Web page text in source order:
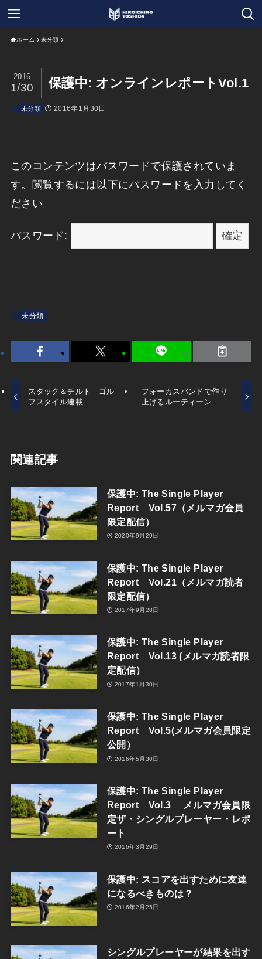
ホーム 未分類
保護中: オンラインレポートVol.1
2016
1/30
未分類 2016年1月30日
このコンテンツはパスワードで保護されていま
す。閲覧するには以下にパスワードを入力してく
ださい。
パスワード:
未分類
スタック＆チルト ゴル
フスタイル連載
フォーカスバンドで作り
上げるルーティーン
関連記事
保護中: The Single Player
Report Vol.57（メルマガ会員
限定配信）
2020年9月29日
保護中: The Single Player
Report Vol.21（メルマガ読者
限定配信）
2017年9月28日
保護中: The Single Player
Report Vol.13 (メルマガ読者限
定配信）
2017年1月30日
保護中: The Single Player
Report Vol.5(メルマガ会員限定
公開）
2016年5月30日
保護中: The Single Player
Report Vol.3 メルマガ会員限
定ザ・シングルプレーヤー・レポ
ート
2016年3月29日
保護中: スコアを出すために友達
になるべきものは？
2016年2月25日
シングルプレーヤーが結果を出す